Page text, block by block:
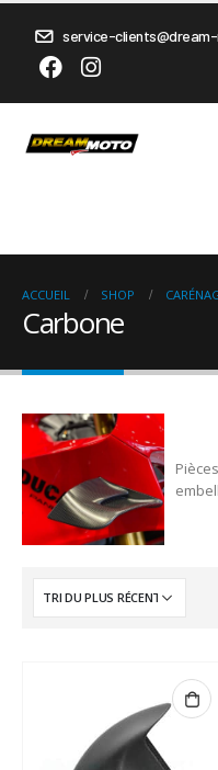
service-
ACCUEIL SHOP
Carbone